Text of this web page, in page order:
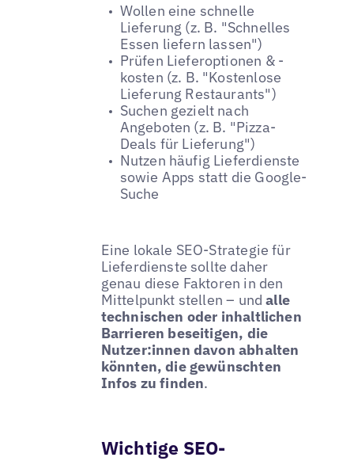
Wollen eine schnelle
Lieferung (z. B. "Schnelles
Essen liefern lassen")
Prüfen Lieferoptionen & -
kosten (z. B. "Kostenlose
Lieferung Restaurants")
Suchen gezielt nach
Angeboten (z. B. "Pizza-
Deals für Lieferung")
Nutzen häufig Lieferdienste
sowie Apps statt die Google-
Suche
Eine lokale SEO-Strategie für
Lieferdienste sollte daher
genau diese Faktoren in den
Mittelpunkt stellen – undalle
technischen oder inhaltlichen
Barrieren beseitigen, die
Nutzer:innen davon abhalten
könnten, die gewünschten
Infos zu finden.
Wichtige SEO-